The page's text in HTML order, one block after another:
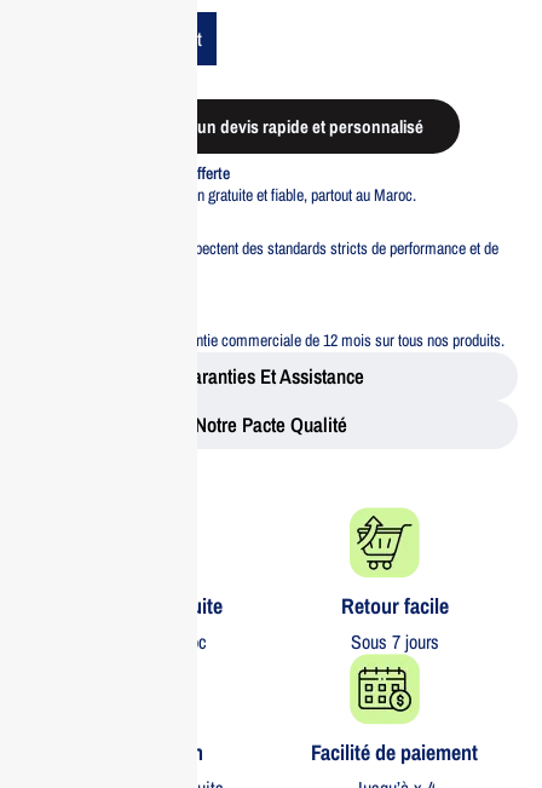
Add To Cart
Demander un devis rapide et personnalisé
Livraison standard offerte
Profitez d’une livraison gratuite et fiable, partout au Maroc.
Tous nos produits respectent des standards stricts de performance et de
Bénéficiez d’une garantie commerciale de 12 mois sur tous nos produits.
Garanties Et Assistance
Notre Pacte Qualité
Livraison gratuite​
partout au Maroc
Retour facile​
Sous 7 jours
Garantie 1 an Facilité de paiement